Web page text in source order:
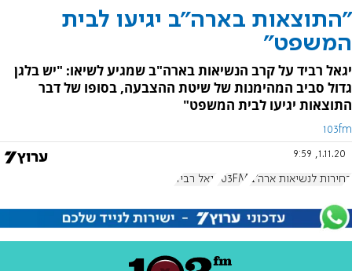
"התוצאות בארה"ב יגיעו לבית
המשפט"
יגאל רביד על קרב הנשיאות בארה"ב שמגיע לשיאו: "יש בלגן
גדול סביב המהימנות של שיטת ההצבעה, בסופו של דבר
התוצאות יגיעו לבית המשפט"
103fm
1.11.20, 9:59
בחירות לנשיאות ארה"ב 103FM יגאל רביד